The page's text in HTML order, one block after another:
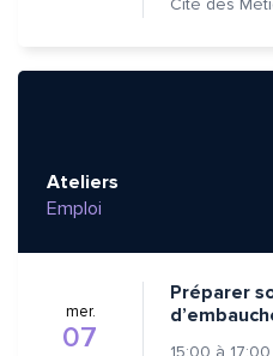
Ateliers
Emploi
mer.
07
Préparer